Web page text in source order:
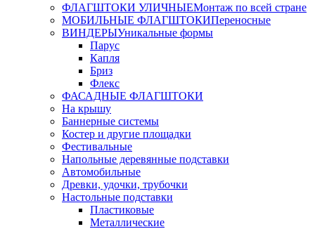
ФЛАГШТОКИ УЛИЧНЫЕМонтаж по всей стране
МОБИЛЬНЫЕ ФЛАГШТОКИПереносные
ВИНДЕРЫУникальные формы
Парус
Капля
Бриз
Флекс
ФАСАДНЫЕ ФЛАГШТОКИ
На крышу
Баннерные системы
Костер и другие площадки
Фестивальные
Напольные деревянные подставки
Автомобильные
Древки, удочки, трубочки
Настольные подставки
Пластиковые
Металлические